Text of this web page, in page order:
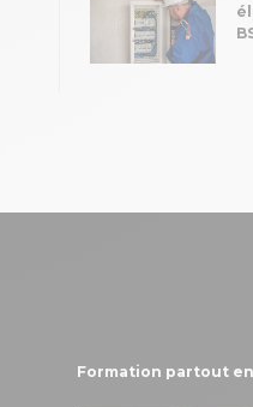
Formation partout